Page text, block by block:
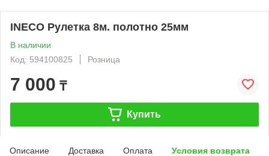
INECO Рулетка 8м. полотно 25мм
В наличии
Код: 594100825
Розница
7 000 ₸
Купить
Описание Доставка Оплата Условия возврата